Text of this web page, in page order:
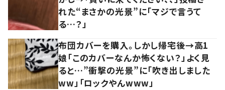
れた“まさかの光景”に「マジで言うて
る…？」
布団カバーを購入。しかし帰宅後→高1
娘「このカバーなんか怖くない？」よく見
ると…”衝撃の光景”に「吹き出しました
ww」「ロックやんwww」